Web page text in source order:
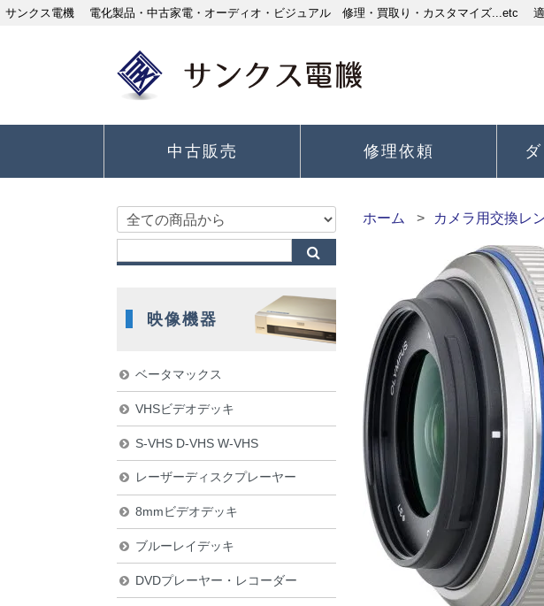
サンクス電機 電化製品・中古家電・オーディオ・ビジュアル 修理・買取り・カスタマイズ...etc 適
中古販売 修理依頼
ホーム カメラ用交換レ
映像機器
ベータマックス
VHSビデオデッキ
S-VHS D-VHS W-VHS
レーザーディスクプレーヤー
8mmビデオデッキ
ブルーレイデッキ
DVDプレーヤー・レコーダー